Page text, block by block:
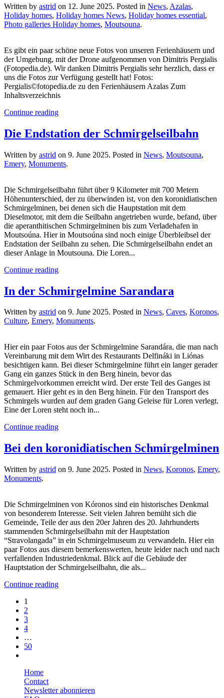
Written by astrid on 12. June 2025. Posted in News, Azalas,
Holiday homes, Holiday homes News, Holiday homes essential,
Photo galleries Holiday homes, Moutsouna.
Es gibt ein paar schöne neue Fotos von unseren Ferienhäusern und
der Umgebung, mit der Drone aufgenommen von Dimitris Pergialis
(Fotopedia.de). Wir danken Dimitris Pergialis sehr herzlich, dass er
uns die Fotos zur Verfügung gestellt hat! Fotos:
Pergialis©fotopedia.de zu den Ferienhäusern Azalas Zum
Inhaltsverzeichnis
Continue reading
Die Endstation der Schmirgelseilbahn
Written by astrid on 9. June 2025. Posted in News, Moutsouna,
Emery, Monuments.
Die Schmirgelseilbahn führt über 9 Kilometer mit 700 Metern
Höhenunterschied, der zu überwinden ist, von den koronidiatischen
Schmirgelminen, bei denen sich die Hauptstation mit dem
Dieselmotor, mit dem die Seilbahn angetrieben wurde, befand, über
die aperanthitischen Schmirgelminen bis zum Verladehafen in
Moutsoúna. Hier in Moutsoúna sind noch einige Überbleibsel der
Endstation der Seilbahn zu sehen. Die Schmirgelseilbahn endet an
dieser Anlage in Moutsouna. Die Loren...
Continue reading
In der Schmirgelmine Sarandara
Written by astrid on 9. June 2025. Posted in News, Caves, Koronos,
Culture, Emery, Monuments.
Hier ein paar Fotos aus der Schmirgelmine Sarandára, die man nach
Vereinbarung mit dem Wirt des Restaurants Delfináki in Liónas
besichtigen kann. Bei dieser Schmirgelmine führt ein langer gerader
Gang ein ganzes Stück in den Berg hinein, bevor das
Schmirgelvorkommen erreicht wird. Der erste Teil des Ganges ist
gemauert. Hier geht es in den Berg hinein. Für den Transport des
Schmirgels wurden auf dem graden Gang Geleise für Loren verlegt.
Eine der Loren steht noch in...
Continue reading
Bei den koronidiatischen Schmirgelminen
Written by astrid on 9. June 2025. Posted in News, Koronos, Emery,
Monuments.
Die Schmirgelminen von Kóronos sind ein historisches Denkmal
von besonderem Interesse. Seit vielen Jahren bemüht sich die
Gemeinde, Teile der aus den 20er Jahren des 20. Jahrhunderts
stammenden Schmirgelseilbahn mit der Hauptstation
“Stravolangada” in ein Schmirgelmuseum zu verwandeln. Hier ein
paar Fotos aus diesem bemerkenswerten, heute leider nach und nach
verfallenden Industriedenkmal. Blick auf die Gebäude der
Hauptstation der Schmirgelseilbahn, die als...
Continue reading
1
2
3
4
…
50
Home
Contact
Newsletter abonnieren